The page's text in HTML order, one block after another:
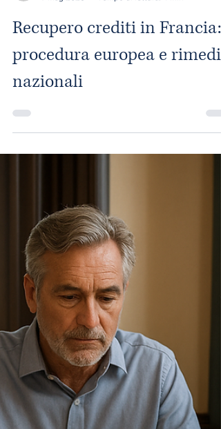
Rodolphe Rous
Recupero crediti in Francia:
procedura europea e rimedi